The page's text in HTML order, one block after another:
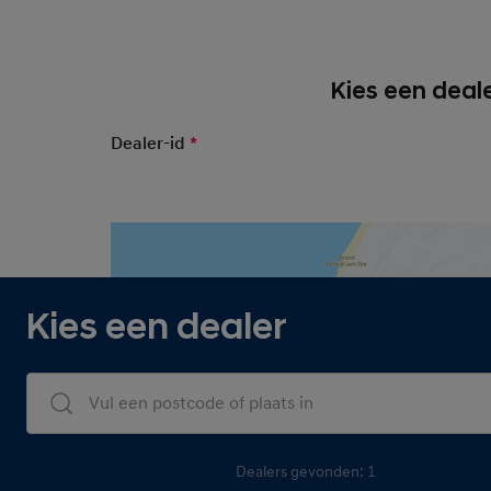
Kies een
Dealer-id*
Kies een dealer
Dealers Search
Dealers gevonden: 1